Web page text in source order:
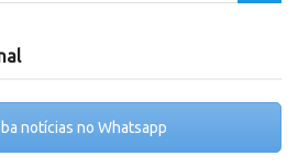
notícias no Whatsapp